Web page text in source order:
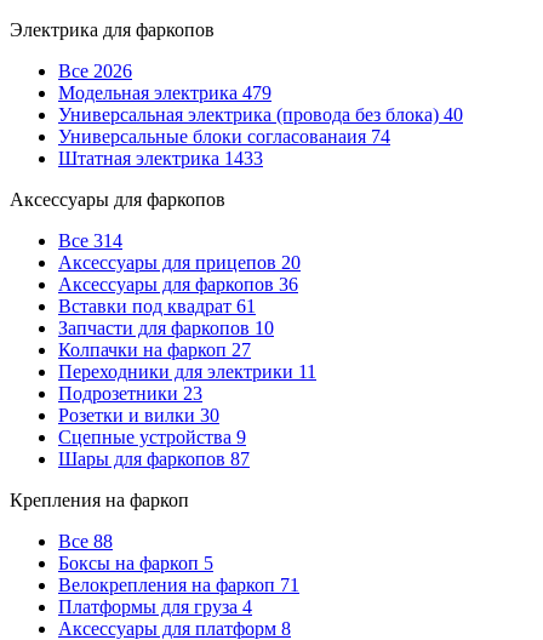
Электрика для фаркопов
Все 2026
Модельная электрика 479
Универсальная электрика (провода без блока) 40
Универсальные блоки согласованаия 74
Штатная электрика 1433
Аксессуары для фаркопов
Все 314
Аксессуары для прицепов 20
Аксессуары для фаркопов 36
Вставки под квадрат 61
Запчасти для фаркопов 10
Колпачки на фаркоп 27
Переходники для электрики 11
Подрозетники 23
Розетки и вилки 30
Сцепные устройства 9
Шары для фаркопов 87
Крепления на фаркоп
Все 88
Боксы на фаркоп 5
Велокрепления на фаркоп 71
Платформы для груза 4
Аксессуары для платформ 8